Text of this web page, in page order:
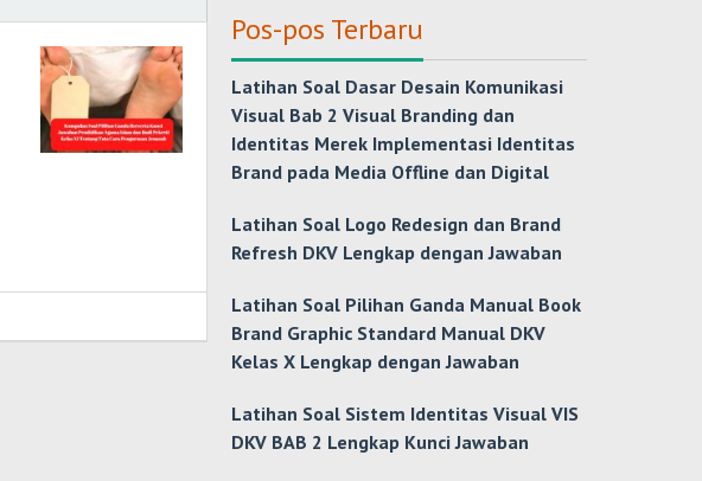
Pos-pos Terbaru
Latihan Soal Dasar Desain Komunikasi
Visual Bab 2 Visual Branding dan
Identitas Merek Implementasi Identitas
Brand pada Media Offline dan Digital
Latihan Soal Logo Redesign dan Brand
Refresh DKV Lengkap dengan Jawaban
Latihan Soal Pilihan Ganda Manual Book
Brand Graphic Standard Manual DKV
Kelas X Lengkap dengan Jawaban
Latihan Soal Sistem Identitas Visual VIS
DKV BAB 2 Lengkap Kunci Jawaban